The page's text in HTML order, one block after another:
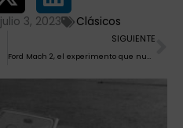
julio 3, 2023 Clásicos
SIGUIENTE
Ford Mach 2, el experimento que nunca llegó a producción